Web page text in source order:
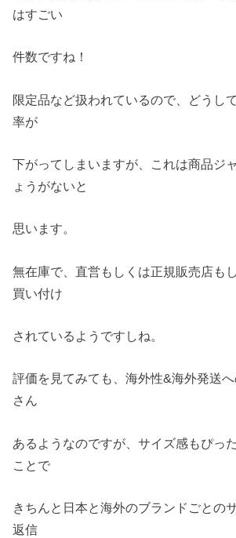
はすごい
件数ですね！
限定品など扱われているので、どうし
率が
下がってしまいますが、これは商品ジ
ょうがないと
思います。
無在庫で、直営もしくは正規販売店も
買い付け
されているようですしね。
評価を見てみても、海外性&海外発送
さん
あるようなのですが、サイズ感もぴっ
ことで
きちんと日本と海外のブランドごとの
返信